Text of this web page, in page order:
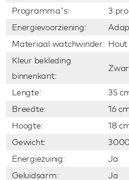
Programma’s:
3
Energievoorziening:
Materiaal watchwinder: Hout
Kleur bekleding
binnenkant:
Lengte:
35
Breedte:
16
Hoogte:
18
Gewicht:
Energiezuinig:
Ja
Geluidsarm:
Ja